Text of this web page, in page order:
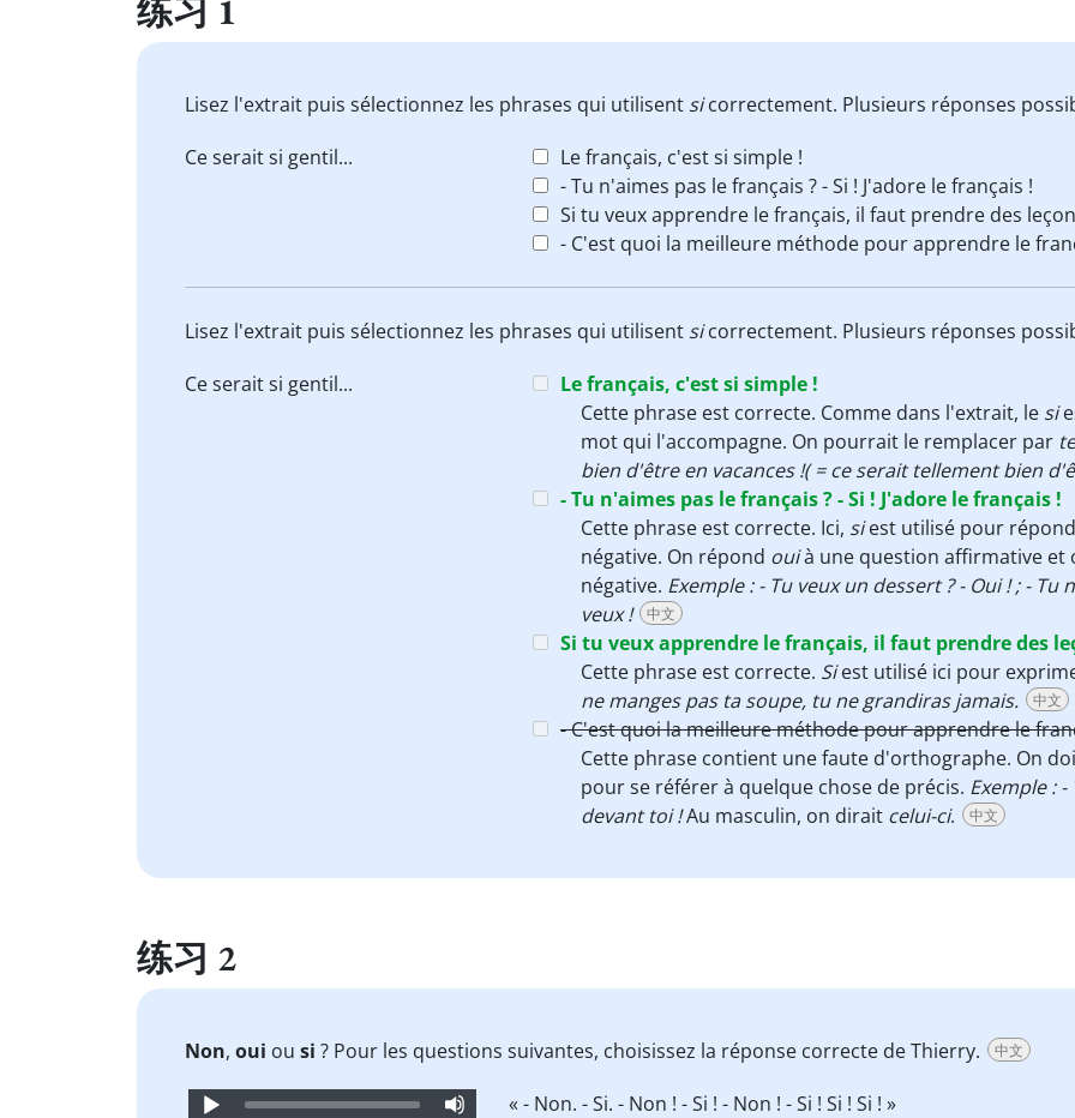
练习 1
Lisez l'extrait puis sélectionnez les phrases qui utilisent sicorrectement. Plusieurs réponses
Ce seraitsi gentil...
Le français, c'est si simple !
- Tu n'aimes pas le français ? - Si ! J'adore le français !
Si tu veux apprendre le français, il faut prendre des
- C'est quoi la meilleure méthode pour apprendre le
Lisez l'extrait puis sélectionnez les phrases qui utilisent sicorrectement. Plusieurs réponses
Ce seraitsi gentil...
Le français, c'est si simple !
Cette phrase est correcte. Comme dans l'extrait, le si
mot qui l'accompagne. On pourrait le remplacer par
bien d'être en vacances !( = ce serait tellement bien
- Tu n'aimes pas le français ? - Si ! J'adore le français !
Cette phrase est correcte. Ici, siest utilisé pour
négative. On répond ouià une question affirmative et
négative. Exemple : - Tu veux un dessert ? - Oui ! ; - Tu
veux !
中文
Si tu veux apprendre le français, il faut prendre des
Cette phrase est correcte. Siest utilisé ici pour
ne manges pas ta soupe, tu ne grandiras jamais.
中文
- C'est quoi la meilleure méthode pour apprendre le
Cette phrase contient une faute d'orthographe. On
pour se référer à quelque chose de précis. Exemple :
devant toi !Au masculin, on dirait celui-ci. 中文
练习 2
Non, oui ou si ? Pour les questions suivantes, choisissez la réponse correcte de Thierry. 中文
Audio
« - Non. - Si. - Non ! - Si ! - Non ! - Si ! Si ! Si ! »